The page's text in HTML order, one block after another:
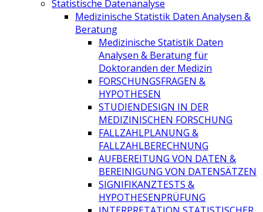
Statistische Datenanalyse
Medizinische Statistik Daten Analysen &
Beratung
Medizinische Statistik Daten
Analysen & Beratung für
Doktoranden der Medizin
FORSCHUNGSFRAGEN &
HYPOTHESEN
STUDIENDESIGN IN DER
MEDIZINISCHEN FORSCHUNG
FALLZAHLPLANUNG &
FALLZAHLBERECHNUNG
AUFBEREITUNG VON DATEN &
BEREINIGUNG VON DATENSÄTZEN
SIGNIFIKANZTESTS &
HYPOTHESENPRÜFUNG